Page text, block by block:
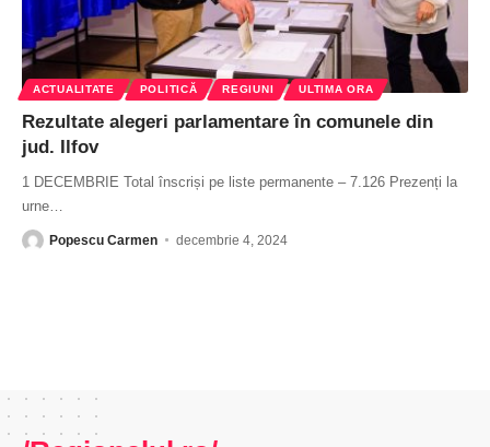
ACTUALITATE POLITICĂ REGIUNI ULTIMA ORA
Rezultate alegeri parlamentare în comunele din
jud. Ilfov
1 DECEMBRIE Total înscriși pe liste permanente – 7.126 Prezenți la
urne
Popescu Carmen decembrie 4, 2024